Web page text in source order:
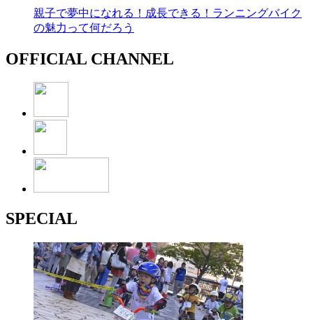
親子で夢中になれる！成長できる！ランニングバイク
の魅力って何だろう
OFFICIAL CHANNEL
SPECIAL